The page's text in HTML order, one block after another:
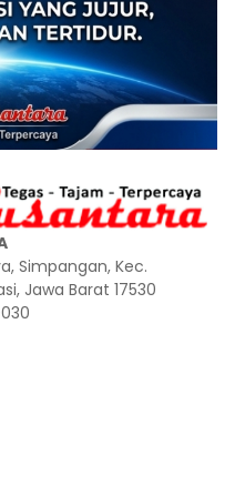
Simpangan, Kec.
Jawa Barat 17530